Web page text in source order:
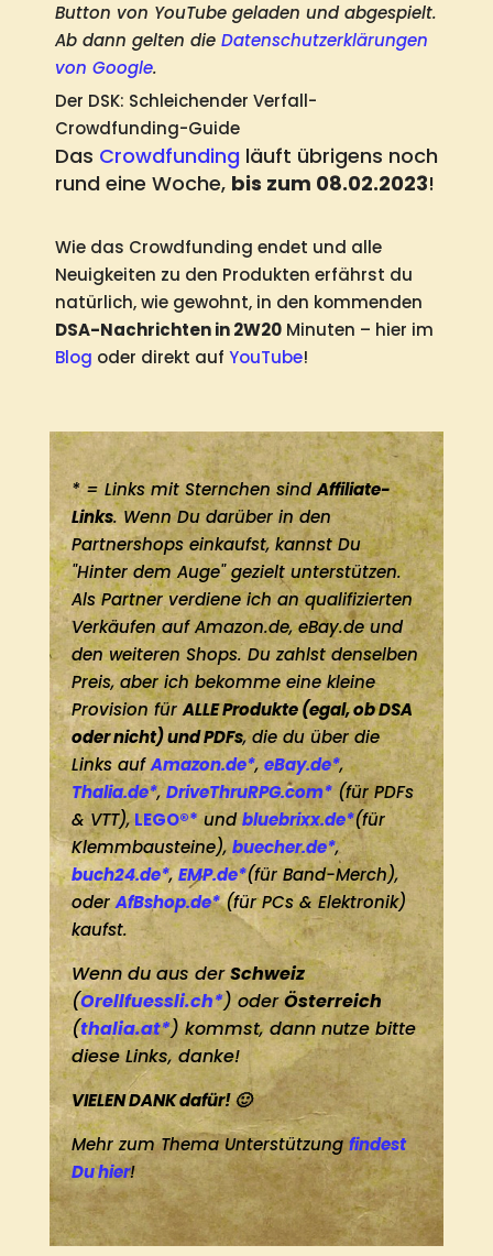
Button von YouTube geladen und abgespielt.
Ab dann gelten die Datenschutzerklärungen
von Google.
Der DSK: Schleichender Verfall-
Crowdfunding-Guide
Das Crowdfunding läuft übrigens noch
rund eine Woche, bis zum 08.02.2023!
Wie das Crowdfunding endet und alle
Neuigkeiten zu den Produkten erfährst du
natürlich, wie gewohnt, in den kommenden
DSA-Nachrichten in 2W20Minuten – hier im
Blog oder direkt auf YouTube!
* = Links mit Sternchen sindAffiliate-
Links. Wenn Du darüber in den
Partnershops einkaufst, kannst Du
"Hinter dem Auge" gezielt unterstützen.
Als Partner verdiene ich an qualifizierten
Verkäufen auf Amazon.de, eBay.de und
den weiteren Shops. Du zahlst denselben
Preis, aber ich bekomme eine kleine
Provision fürALLE Produkte (egal, ob DSA
oder nicht) und PDFs, die du über die
Links aufAmazon.de*,eBay.de*,
Thalia.de*,DriveThruRPG.com*(für PDFs
& VTT),LEGO®*undbluebrixx.de*(für
Klemmbausteine), buecher.de*,
buch24.de*,EMP.de*(für Band-Merch),
oderAfBshop.de*(für PCs & Elektronik)
kaufst.
Wenn du aus derSchweiz
(Orellfuessli.ch*) oderÖsterreich
(thalia.at*) kommst, dann nutze bitte
diese Links, danke!
VIELEN DANK dafür! 🙂
Mehr zum Thema Unterstützungfindest
Du hier!